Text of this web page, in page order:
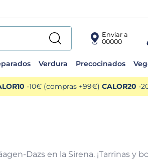
Enviar a
00000
Verdura Precocinados
-10€ (compras +99€) CALOR20 -
Dazs en la Sirena. ¡Tarrinas